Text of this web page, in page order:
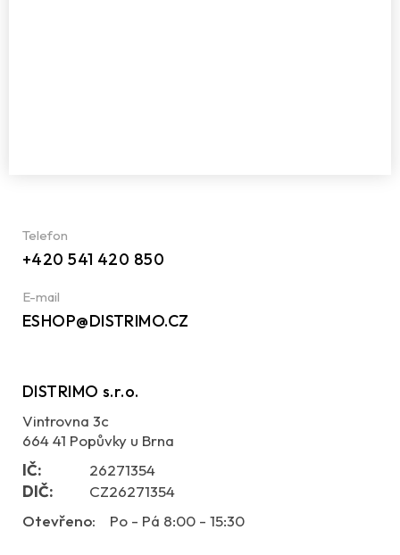
Telefon
+420 541 420 850
E-mail
ESHOP@DISTRIMO.CZ
DISTRIMO s.r.o.
Vintrovna 3c
664 41 Popůvky u Brna
IČ:
26271354
DIČ:
CZ26271354
Otevřeno: Po - Pá 8:00 - 15:30